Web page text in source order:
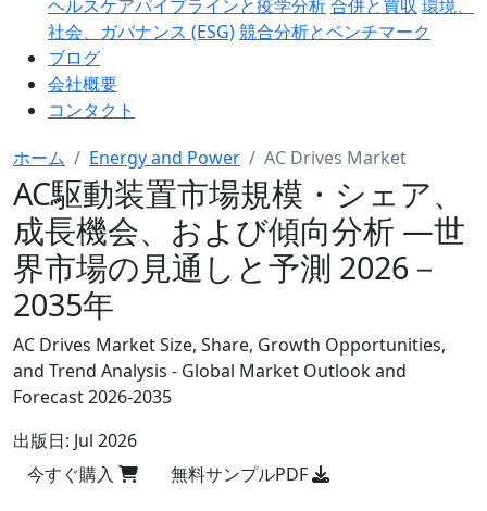
ヘルスケアパイプラインと疫学分析合併と買収 環境、
社会、ガバナンス (ESG)競合分析とベンチマーク
ブログ
会社概要
コンタクト
ホーム Energy and Power AC Drives Market
AC駆動装置市場規模・シェア、
成長機会、および傾向分析 ―世
界市場の見通しと予測 2026－
2035年
AC Drives Market Size, Share, Growth Opportunities,
and Trend Analysis - Global Market Outlook and
Forecast 2026-2035
出版日: Jul 2026
今すぐ購入
無料サンプルPDF